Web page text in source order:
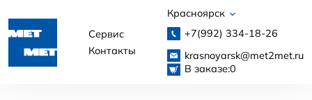
Сервис
Контакты
Красноярск
+7(992) 334-18-26
krasnoyarsk@met2met.ru
В заказе:0